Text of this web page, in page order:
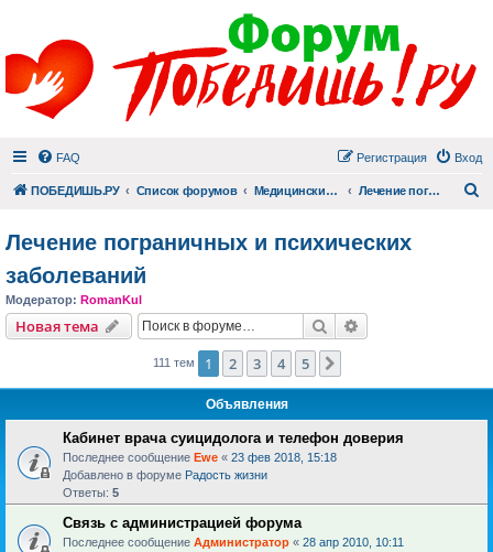
FAQ Вход
Регистрация
ПОБЕДИШЬ.РУ Список форумов Медицинский раздел Лечение пограничных и психических заболеваний
Лечение пограничных и психических
заболеваний
Модератор: RomanKul
Новая тема Поиск
111 тем 1 2 3 4 5
Объявления
Кабинет врача суицидолога и телефон доверия
Последнее сообщение Ewe « 23 фев 2018, 15:18
Добавлено в форуме Радость жизни
Ответы: 5
Связь с администрацией форума
Последнее сообщение Администратор « 28 апр 2010, 10:11